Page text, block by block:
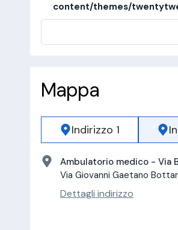
content/themes/
Mappa
Indirizzo 1
Ambulatorio medico - Via
Via Giovanni Gaetano
Dettagli indirizzo